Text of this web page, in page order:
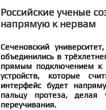
Российские ученые
напрямую к нервам
Сеченовский
объединились в
прямым подключением к
устройств, которые
интерфейс будет
пальцу протеза,
переучивания.